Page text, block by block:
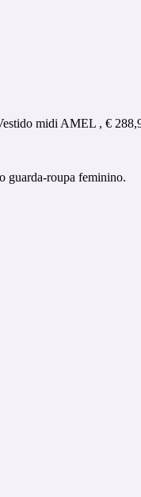
midi AMEL , €
guarda-roupa feminino.